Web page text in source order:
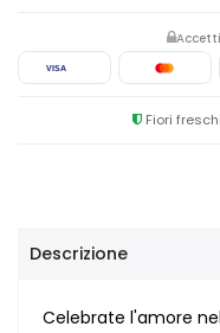
VISA
Fiori
Descrizione
Celebrate l'amore